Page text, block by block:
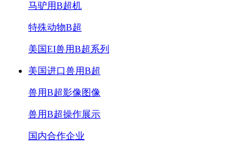
马驴用B超机
特殊动物B超
美国EI兽用B超系列
美国进口兽用B超
兽用B超影像图像
兽用B超操作展示
国内合作企业